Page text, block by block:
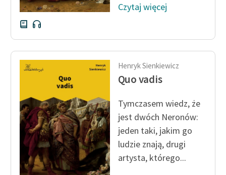
Czytaj więcej
Henryk Sienkiewicz
Quo vadis
Tymczasem wiedz, że
jest dwóch Neronów:
jeden taki, jakim go
ludzie znają, drugi
artysta, którego...